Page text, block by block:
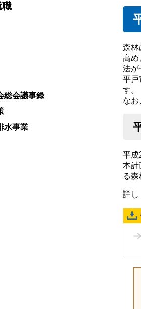
職
総会議事録
水事業
森林
高め
法が
平戸
す。
な
平成
本計
る
詳し